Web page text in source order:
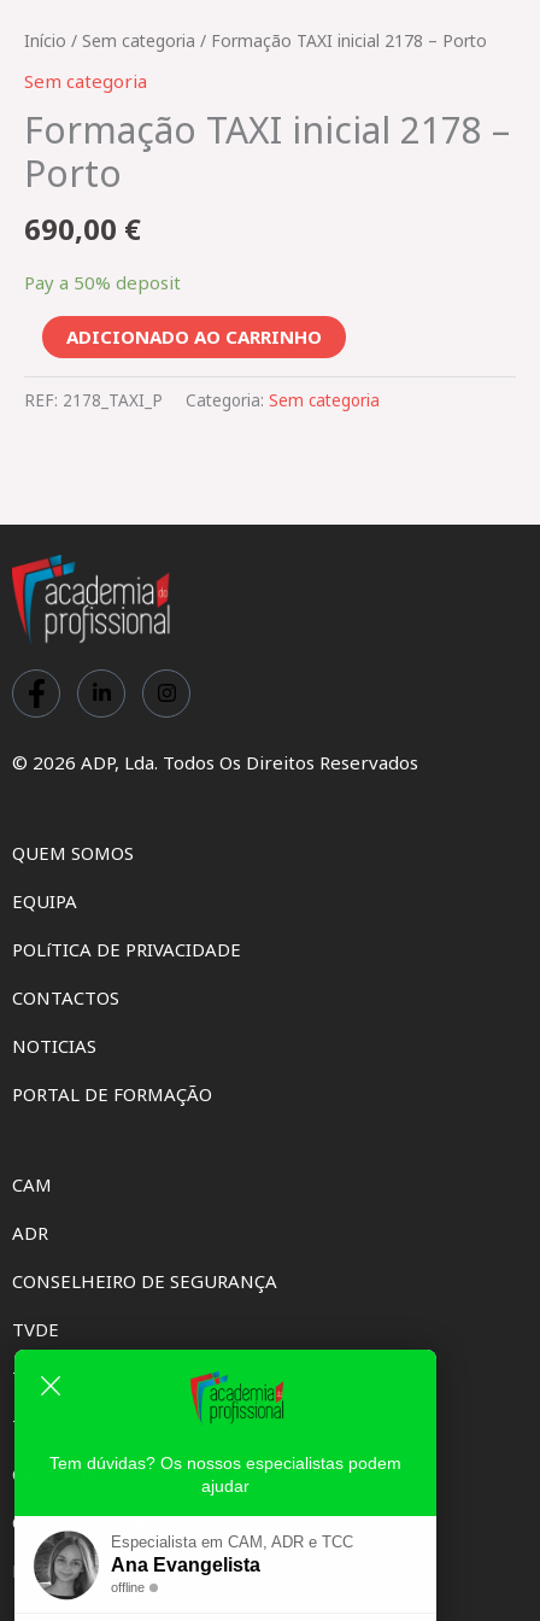
Início / Sem categoria / Formação TAXI inicial 2178 – Porto
Sem categoria
Formação TAXI inicial 2178 –
Porto
690,00 €
Pay a 50% deposit
ADICIONADO AO CARRINHO
REF: 2178_TAXI_P Categoria: Sem categoria
© 2026 ADP, Lda. Todos Os Direitos Reservados
QUEM SOMOS
EQUIPA
POLíTICA DE PRIVACIDADE
CONTACTOS
NOTICIAS
PORTAL DE FORMAÇÃO
CAM
ADR
CONSELHEIRO DE SEGURANÇA
TVDE
TAXI
TCC
CAPACIDADE PROFISSIONAL
CURSOS E-LEARNING
EXAME PSICOTÉCNICO
Tem dúvidas? Os nossos especialistas podem
ajudar
Especialista em CAM, ADR e TCC
Ana Evangelista
offline